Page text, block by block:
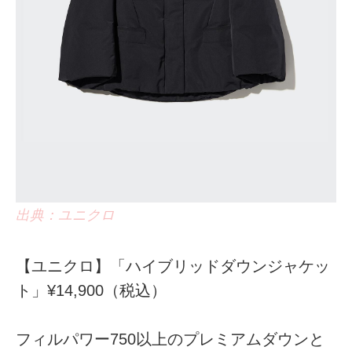
出典：ユニクロ
【ユニクロ】「ハイブリッドダウンジャケッ
ト」¥14,900（税込）
フィルパワー750以上のプレミアムダウンと